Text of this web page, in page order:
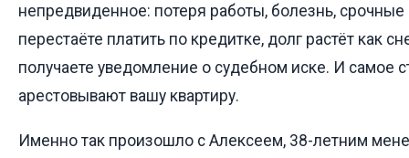
непредвиденное: потеря работы, болезнь,
перестаёте платить по кредитке, долг растёт как
получаете уведомление о судебном иске. И самое
арестовывают вашу квартиру.
Именно так произошло с Алексеем, 38-летним